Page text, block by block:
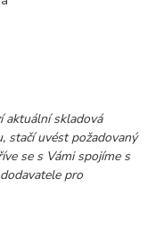
aktuální skladová
stačí uvést požadovaný
se s Vámi spojíme s
pro